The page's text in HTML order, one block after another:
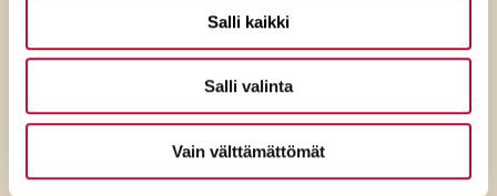
Salli kaikki
Salli valinta
Vain välttämättömät
SDP:n Tuppurainen:
Kokoomuksen ylimielisyys
ulottuu jo ulko- ja
turvallisuuspolitiikkaan